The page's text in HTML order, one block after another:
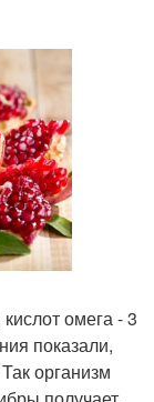
омега - 3
показали,
организм